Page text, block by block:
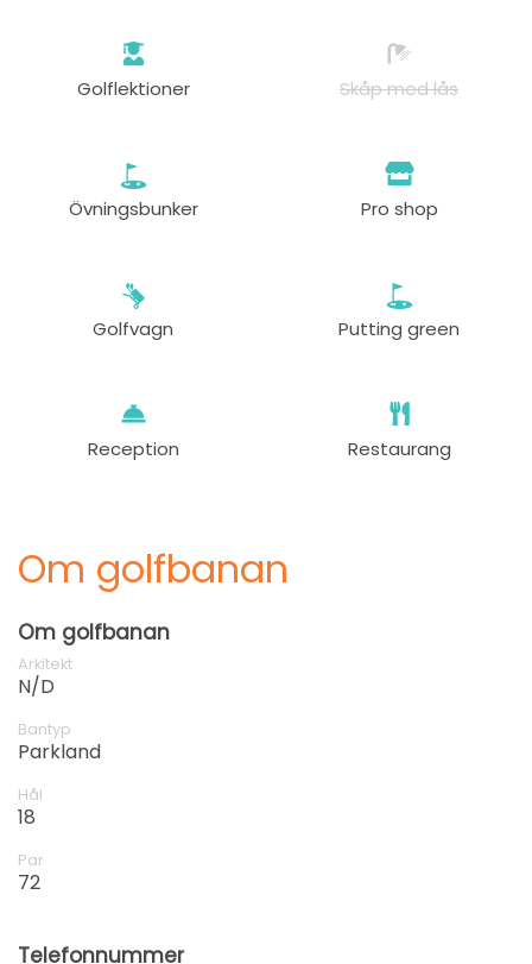
Golflektioner Skåp med lås
Övningsbunker Pro shop
Golfvagn Putting green
Reception Restaurang
Om golfbanan
Om golfbanan
Arkitekt
N/D
Bantyp
Parkland
Hål
18
Par
72
Telefonnummer